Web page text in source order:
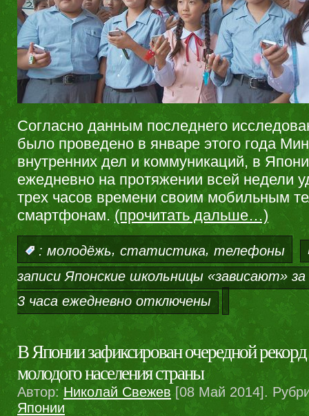
Согласно данным последнего
было проведено в январе этого года
внутренних дел и коммуникаций, в
ежедневно на протяжении всей недели
трех часов времени своим мобильным
смартфонам. (прочитать дальше…)
: молодёжь, статистика, телефоны
записи Японские школьницы «зависают»
3 часа ежедневно отключены
В Японии зафиксирован очередной
молодого населения страны
Автор:Николай Свежев [08 Май 2014].
Японии